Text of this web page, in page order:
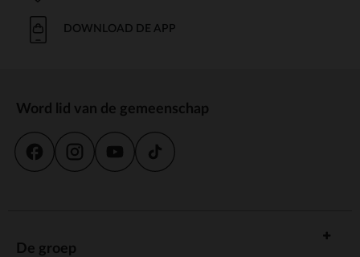
DOWNLOAD DE APP
Word lid van de gemeenschap
De groep